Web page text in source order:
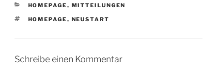
KATEGORIEN
HOMEPAGE , MITTEILUNGEN
SCHLAGWÖRTER
HOMEPAGE , NEUSTART
Schreibe einen Kommentar